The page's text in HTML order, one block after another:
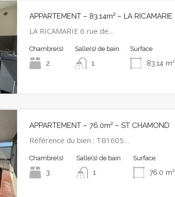
APPARTEMENT – 83.14m² – LA RICAMARIE
LA RICAMARIE 6 rue de…
Chambre(s)
2
Salle(s) de bain
1
Surface
83.14 m²
APPARTEMENT – 76.0m² – ST CHAMOND
Référence du bien : TB1605…
Chambre(s)
3
Salle(s) de bain
1
Surface
76.0 m²